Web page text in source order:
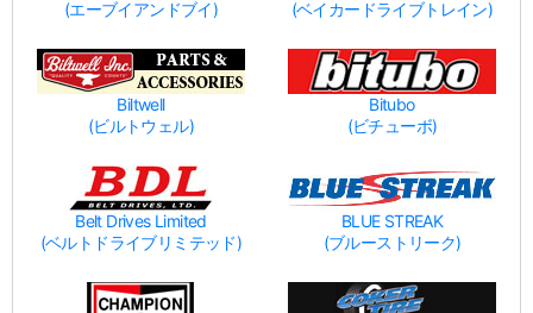
(エーブイアンドブイ) (ベイカードライブトレイン)
Biltwell
(ビルトウェル)
Bitubo
(ビチューボ)
Belt Drives Limited
(ベルトドライブリミテッド)
BLUE STREAK
(ブルーストリーク)